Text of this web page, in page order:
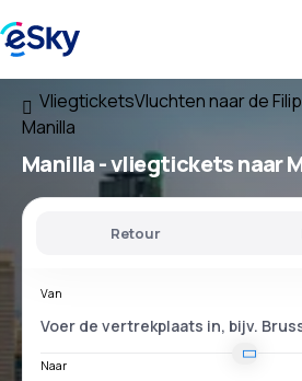
VliegticketsVluchten naar de
Manilla
Manilla - vliegtickets naar
Retour
Van
Naar